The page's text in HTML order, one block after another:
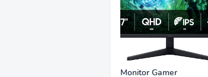
Monitor Gamer